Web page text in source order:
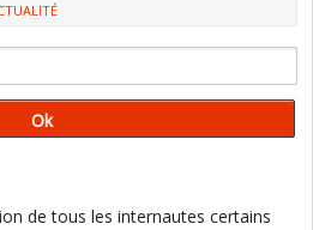
QPV (INJEP)
de tous les internautes certains